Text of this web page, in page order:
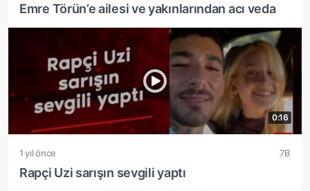
Emre Törün’e ailesi ve yakınlarından acı veda
0:16
1 yıl önce 7B
Rapçi Uzi sarışın sevgili yaptı